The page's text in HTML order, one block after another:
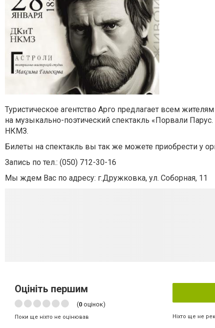
Туристическое агентство Арго предлагает всем
на музыкально-поэтический спектакль «Порвали
НКМЗ.
Билеты на спектакль вы так же можете приобрести у
Запись по тел.: (050) 712-30-16
Мы ждем Вас по адресу: г.Дружковка, ул. Соборная, 11
Оцініть першим
(0 оцінок)
Поки ще ніхто не оцінював Ніхто ще не